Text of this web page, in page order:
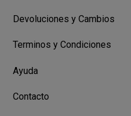
Devoluciones y Cambios
Terminos y Condiciones
Ayuda
Contacto